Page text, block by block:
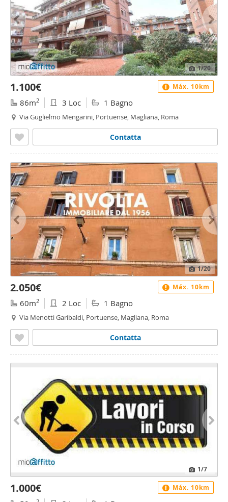
1/20
1.100€
86m2 3 Loc 1 Bagno
Via Guglielmo Mengarini, Portuense, Magliana, Roma
Contatta
Máx. 10km
1/20
2.050€
60m2 2 Loc 1 Bagno
Via Menotti Garibaldi, Portuense, Magliana, Roma
Contatta
Máx. 10km
1/7
1.000€ Máx. 10km